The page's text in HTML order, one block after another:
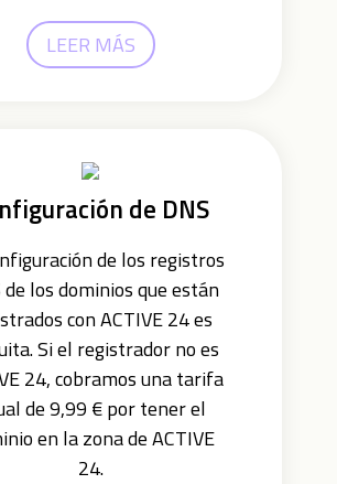
LEER MÁS
de DNS
de los registros
de los dominios que están
con ACTIVE 24 es
Si el registrador no es
24, cobramos una tarifa
de 9,99 € por tener el
en la zona de ACTIVE
24.